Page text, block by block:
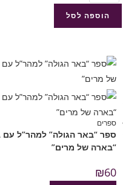
הוספה לסל
ספרים
ספר “באר הגולה” למהר”ל עם
“בארה של מרים”
₪60